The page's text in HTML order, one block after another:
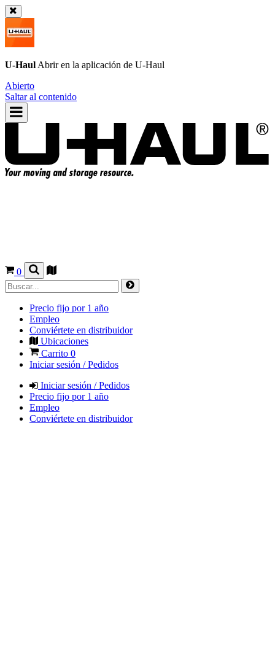
U-Haul Abrir en la aplicación de U-Haul
Abierto
Saltar al contenido
0
Precio fijo por 1 año
Empleo
Conviértete en distribuidor
Ubicaciones
Carrito 0
Iniciar sesión / Pedidos
Iniciar sesión / Pedidos
Precio fijo por 1 año
Empleo
Conviértete en distribuidor